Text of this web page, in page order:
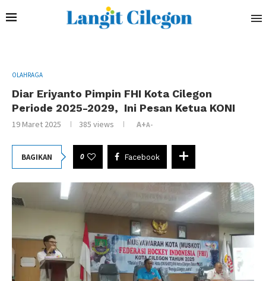
OLAHRAGA
Diar Eriyanto Pimpin FHI Kota Cilegon
Periode 2025-2029, Ini Pesan Ketua KONI
19 Maret 2025 385 views A+A-
BAGIKAN 0 Facebook